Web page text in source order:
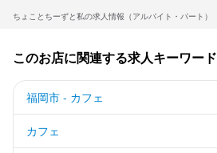
ちょことちーずと私の求人情報（アルバイト・パート）
このお店に関連する求人キーワード
福岡市 - カフェ
カフェ